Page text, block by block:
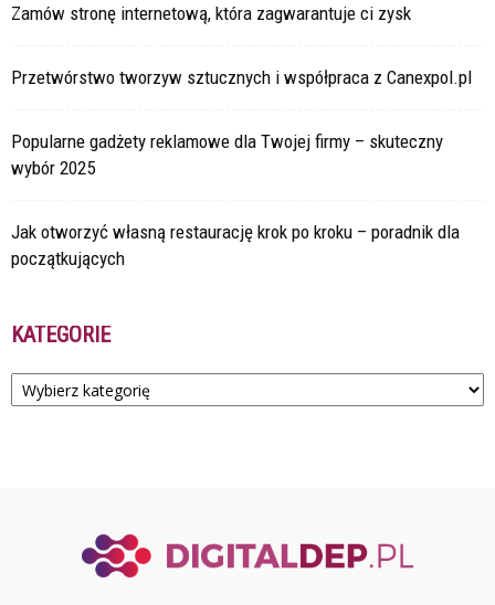
Zamów stronę internetową, która zagwarantuje ci zysk
Przetwórstwo tworzyw sztucznych i współpraca z Canexpol.pl
Popularne gadżety reklamowe dla Twojej firmy – skuteczny
wybór 2025
Jak otworzyć własną restaurację krok po kroku – poradnik dla
początkujących
KATEGORIE
Kategorie